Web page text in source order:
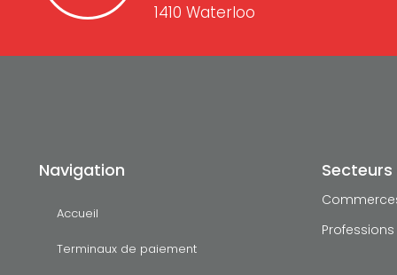
1410 Waterloo
Navigation
Accueil
Terminaux de paiement